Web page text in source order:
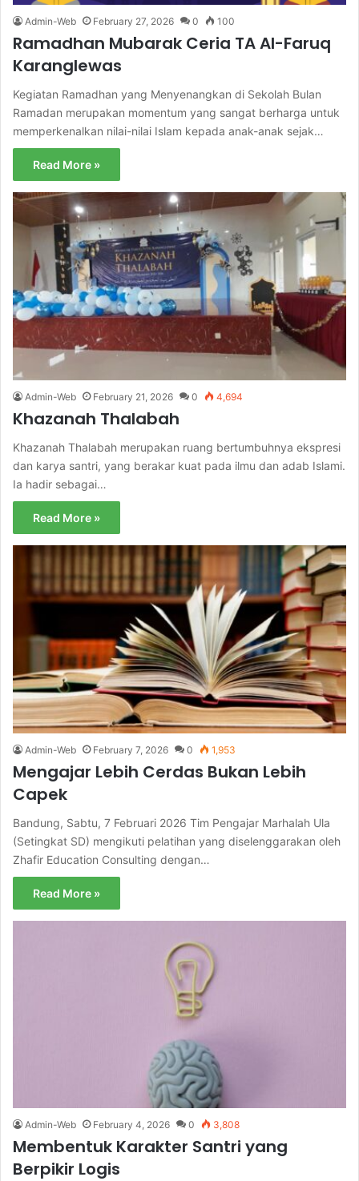
Admin-Web February 27, 2026 0 100
Ramadhan Mubarak Ceria TA Al-Faruq
Karanglewas
Kegiatan Ramadhan yang Menyenangkan di Sekolah Bulan
Ramadan merupakan momentum yang sangat berharga untuk
memperkenalkan nilai-nilai Islam kepada anak-anak sejak…
Read More »
Admin-Web February 21, 2026 0 4,694
Khazanah Thalabah
Khazanah Thalabah merupakan ruang bertumbuhnya ekspresi
dan karya santri, yang berakar kuat pada ilmu dan adab Islami.
Ia hadir sebagai…
Read More »
Admin-Web February 7, 2026 0 1,953
Mengajar Lebih Cerdas Bukan Lebih
Capek
Bandung, Sabtu, 7 Februari 2026 Tim Pengajar Marhalah Ula
(Setingkat SD) mengikuti pelatihan yang diselenggarakan oleh
Zhafir Education Consulting dengan…
Read More »
Admin-Web February 4, 2026 0 3,808
Membentuk Karakter Santri yang
Berpikir Logis